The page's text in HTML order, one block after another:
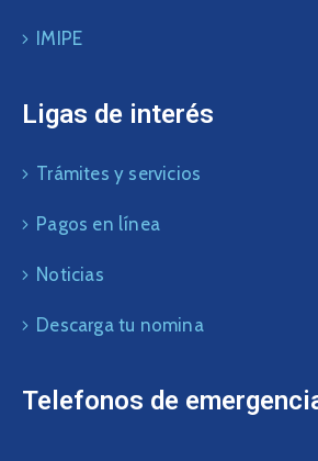
IMIPE
Ligas de interés
Trámites y servicios
Pagos en línea
Noticias
Descarga tu nomina
Telefonos de